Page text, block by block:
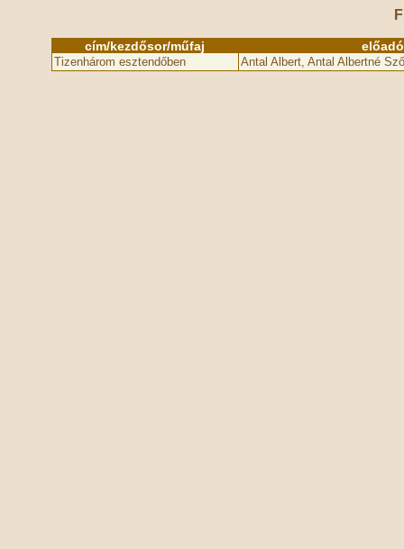
cím/kezdősor/műfaj előadó
Tizenhárom esztendőben Antal Albert, Antal Albertné